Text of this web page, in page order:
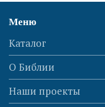
Меню
Каталог
О Библии
Наши проекты